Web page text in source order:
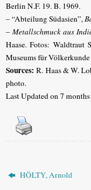
Berlin N.F. 19. B. 1969.
– “Abteilung Südasien”,
– Metallschmuck aus
Haase. Fotos: Waldtraut
Museums für
Sources: R. Haas & W.
photo.
Last Updated on 7
HÖLTY, Arnold